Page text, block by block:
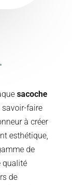
sacoche
faire
à créer
esthétique,
de
qualité
de